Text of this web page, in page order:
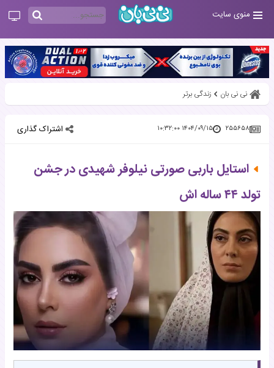
منوی سایت
نی نی بان زندگی برتر
۲۵۵۶۵۸ ۱۴۰۴/۰۹/۱۵ ۱۰:۳۲:۰۰ اشتراک گذاری
استایل باربی صورتی نیلوفر شهیدی در جشن
تولد ۴۴ ساله اش